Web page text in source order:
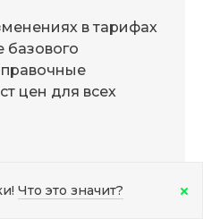
в тарифах
цен для всех
Что это значит?